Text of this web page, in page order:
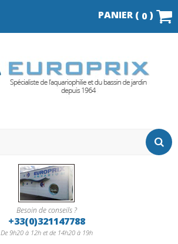
PANIER ( 0 )
Besoin de conseils ?
+33(0)321147788
De 9h20 à 12h et de 14h20 à 19h